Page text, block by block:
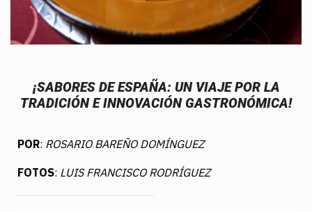
¡SABORES DE ESPAÑA: UN VIAJE POR LA
TRADICIÓN E INNOVACIÓN GASTRONÓMICA!
POR: ROSARIO BAREÑO DOMÍNGUEZ
FOTOS: LUIS FRANCISCO RODRÍGUEZ